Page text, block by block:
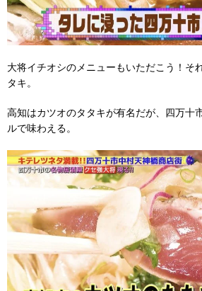
大将イチオシのメニューもいただこう！そ
タキ。
高知はカツオのタタキが有名だが、四万十
ルで味わえる。